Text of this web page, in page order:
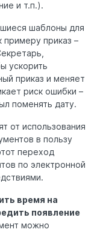
и т.п.).
шаблоны для
примеру приказ –
ускорить
приказ и меняет
риск ошибки –
поменять дату.
от использования
в пользу
переход
по электронной
время на
появление
можно